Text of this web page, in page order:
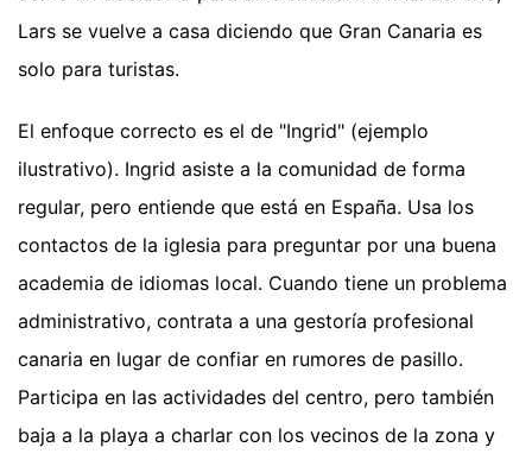
Lars se vuelve a casa diciendo que Gran Canaria es
solo para turistas.
El enfoque correcto es el de "Ingrid" (ejemplo
ilustrativo). Ingrid asiste a la comunidad de forma
regular, pero entiende que está en España. Usa los
contactos de la iglesia para preguntar por una buena
academia de idiomas local. Cuando tiene un problema
administrativo, contrata a una gestoría profesional
canaria en lugar de confiar en rumores de pasillo.
Participa en las actividades del centro, pero también
baja a la playa a charlar con los vecinos de la zona y